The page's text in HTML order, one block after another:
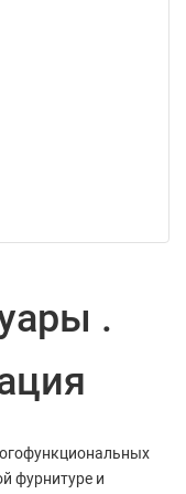
.
фурнитуре и